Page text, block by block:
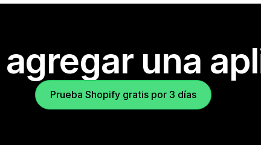
una
Prueba Shopify gratis por 3 días